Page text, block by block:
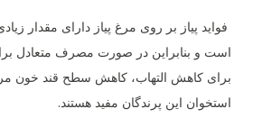
فواید پیاز بر روی مرغ پیاز دارای مقدار
است و بنابراین در صورت مصرف متعادل
برای کاهش التهاب، کاهش سطح قند خون
استخوان این پرندگان مفید هستند.